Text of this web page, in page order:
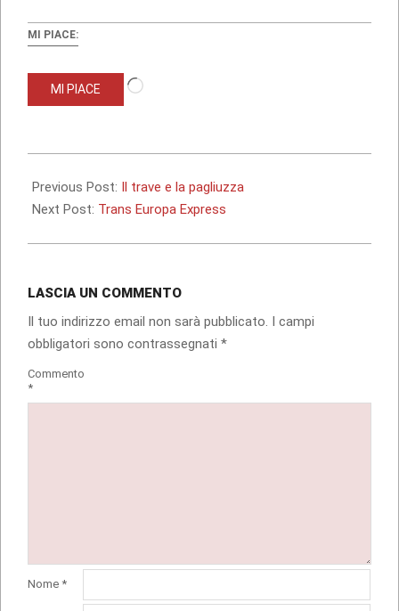
MI PIACE:
MI PIACE
12-
22
Previous Post: Il trave e la pagliuzza
Next Post: Trans Europa Express
LASCIA UN COMMENTO
Il tuo indirizzo email non sarà pubblicato. I campi
obbligatori sono contrassegnati *
Commento
*
Nome *